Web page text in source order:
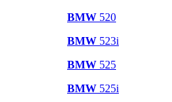
BMW 520
BMW 523i
BMW 525
BMW 525i